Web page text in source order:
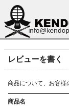
レビューを書く
商品について、お客様
商品名